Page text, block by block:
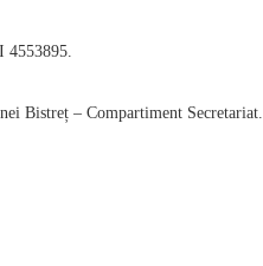
4553895.
Bistreț – Compartiment Secretariat.